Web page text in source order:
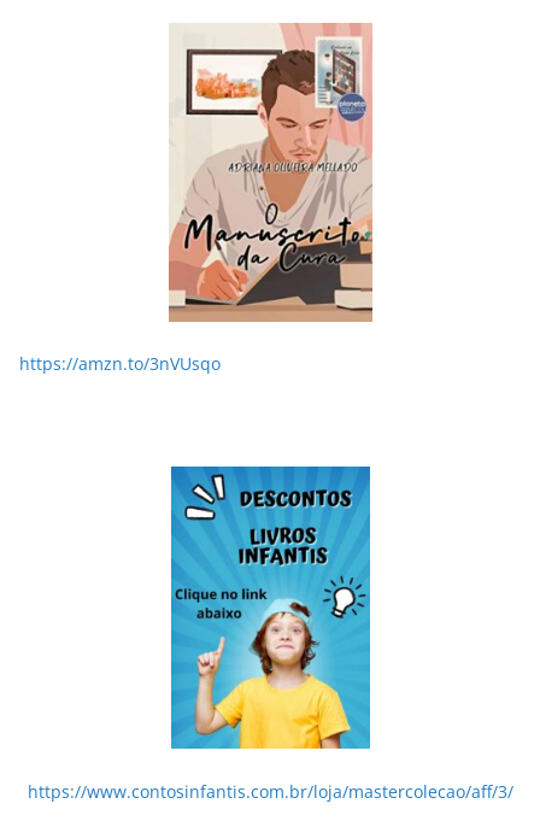
https://amzn.to/3nVUsqo
https://www.contosinfantis.com.br/loja/mastercolecao/aff/3/